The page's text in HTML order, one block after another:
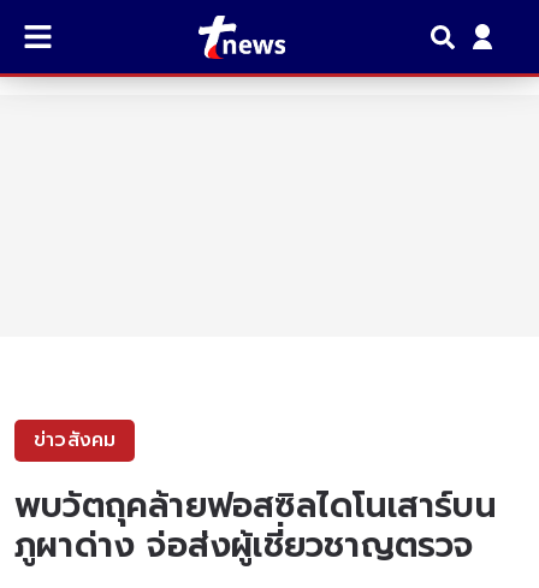
ข่าวสังคม
พบวัตถุคล้ายฟอสซิลไดโนเสาร์บน
ภูผาด่าง จ่อส่งผู้เชี่ยวชาญตรวจ